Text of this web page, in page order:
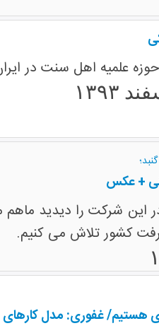
حوزه علمیه اهل سنت در
+ عکس
شرکت را دیدید
کشور تلاش می کنیم.
هستیم/ غفوری: مدل